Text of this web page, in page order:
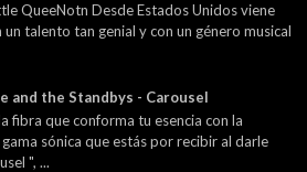
QueeNotn Desde Estados Unidos viene
talento tan genial y con un género musical
and the Standbys - Carousel
fibra que conforma tu esencia con la
sónica que estás por recibir al darle
", ...